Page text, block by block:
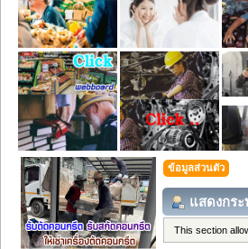
ข้อมูลส่วนตัว
แสดงกระ
This section